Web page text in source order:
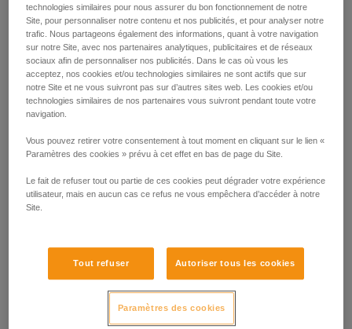
Du point de vue réglementaire, c’est la certification EN 358
qui couvre l’utilisation des points d’attache en retenue.
Cependant, en l’absence de risque de chute et donc de
suspension dans le harnais, dans la pratique, n’importe quel
point d’attache du harnais peut être utilisé pour la retenue.
Le choix du point d’attache utilisé pour la retenue peut être
exemple, préférer un point dorsal pour que la longe ne se
technologies similaires pour nous assurer du bon fonctionnement de notre
Site, pour personnaliser notre contenu et nos publicités, et pour analyser notre
trafic. Nous partageons également des informations, quant à votre navigation
sur notre Site, avec nos partenaires analytiques, publicitaires et de réseaux
sociaux afin de personnaliser nos publicités. Dans le cas où vous les
acceptez, nos cookies et/ou technologies similaires ne sont actifs que sur
notre Site et ne vous suivront pas sur d’autres sites web. Les cookies et/ou
technologies similaires de nos partenaires vous suivront pendant toute votre
navigation.
Vous pouvez retirer votre consentement à tout moment en cliquant sur le lien «
Paramètres des cookies » prévu à cet effet en bas de page du Site.
Le fait de refuser tout ou partie de ces cookies peut dégrader votre expérience
utilisateur, mais en aucun cas ce refus ne vous empêchera d’accéder à notre
Site.
Tout refuser Autoriser tous les cookies
Paramètres des cookies